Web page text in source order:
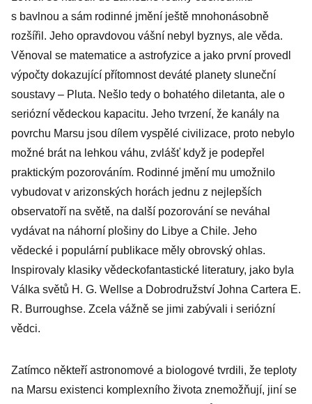
nového člověka
křížením
s opicemi
s bavlnou a sám rodinné jmění ještě mnohonásobně
rozšířil. Jeho opravdovou vášní nebyl byznys, ale věda.
Věnoval se matematice a astrofyzice a jako první provedl
výpočty dokazující přítomnost deváté planety sluneční
soustavy – Pluta. Nešlo tedy o bohatého diletanta, ale o
seriózní vědeckou kapacitu. Jeho tvrzení, že kanály na
povrchu Marsu jsou dílem vyspělé civilizace, proto nebylo
možné brát na lehkou váhu, zvlášť když je podepřel
praktickým pozorováním. Rodinné jmění mu umožnilo
vybudovat v arizonských horách jednu z nejlepších
observatoří na světě, na další pozorování se neváhal
vydávat na náhorní plošiny do Libye a Chile. Jeho
vědecké i populární publikace měly obrovský ohlas.
Inspirovaly klasiky vědeckofantastické literatury, jako byla
Válka světů H. G. Wellse a Dobrodružství Johna Cartera E.
R. Burroughse. Zcela vážně se jimi zabývali i seriózní
vědci.
Zatímco někteří astronomové a biologové tvrdili, že teploty
na Marsu existenci komplexního života znemožňují, jiní se